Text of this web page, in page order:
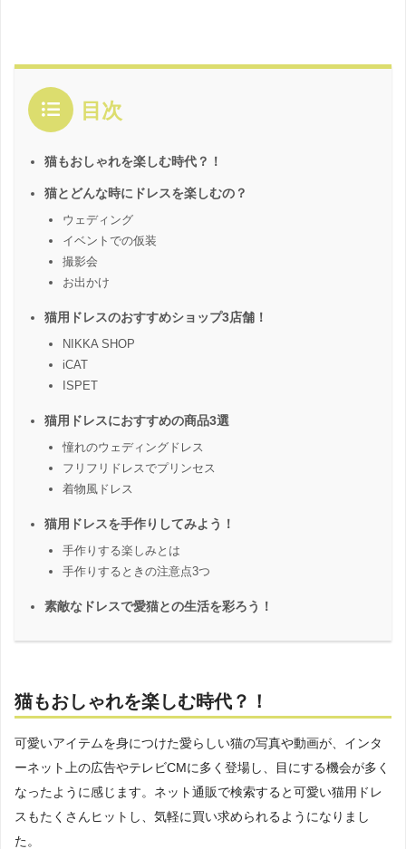
目次
猫もおしゃれを楽しむ時代？！
猫とどんな時にドレスを楽しむの？
ウェディング
イベントでの仮装
撮影会
お出かけ
猫用ドレスのおすすめショップ3店舗！
NIKKA SHOP
iCAT
ISPET
猫用ドレスにおすすめの商品3選
憧れのウェディングドレス
フリフリドレスでプリンセス
着物風ドレス
猫用ドレスを手作りしてみよう！
手作りする楽しみとは
手作りするときの注意点3つ
素敵なドレスで愛猫との生活を彩ろう！
猫もおしゃれを楽しむ時代？！
可愛いアイテムを身につけた愛らしい猫の写真や動画が、インタ
ーネット上の広告やテレビCMに多く登場し、目にする機会が多く
なったように感じます。ネット通販で検索すると可愛い猫用ドレ
スもたくさんヒットし、気軽に買い求められるようになりまし
た。